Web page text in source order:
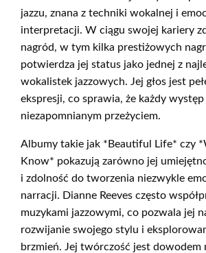
jazzu, znana z techniki wokalnej i
interpretacji. W ciągu swojej kariery
nagród, w tym kilka prestiżowych
potwierdza jej status jako jednej z
wokalistek jazzowych. Jej głos jest
ekspresji, co sprawia, że każdy występ
niezapomnianym przeżyciem.
Albumy takie jak *Beautiful Life* czy
Know* pokazują zarówno jej
i zdolność do tworzenia niezwykle
narracji. Dianne Reeves często
muzykami jazzowymi, co pozwala jej
rozwijanie swojego stylu i
brzmień. Jej twórczość jest dowodem